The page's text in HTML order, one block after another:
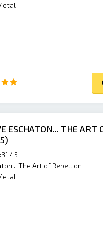
ESCHATON... THE ART
The Art of Rebellion